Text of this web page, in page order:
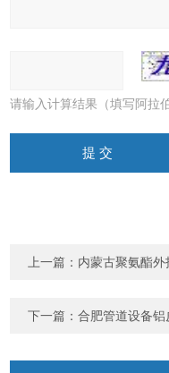
请输入计算结果（填写阿拉
上一篇： 内蒙古聚氨酯
下一篇：合肥管道设备铝